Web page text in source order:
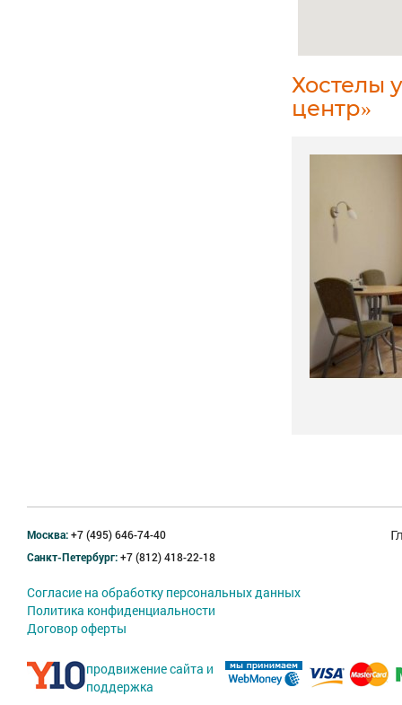
Хостелы
центр»
Москва:+7 (495) 646-74-40
Санкт-Петербург:+7 (812) 418-22-18
Согласие на обработку персональных данных
Политика конфиденциальности
Договор оферты
продвижение сайта и
поддержка